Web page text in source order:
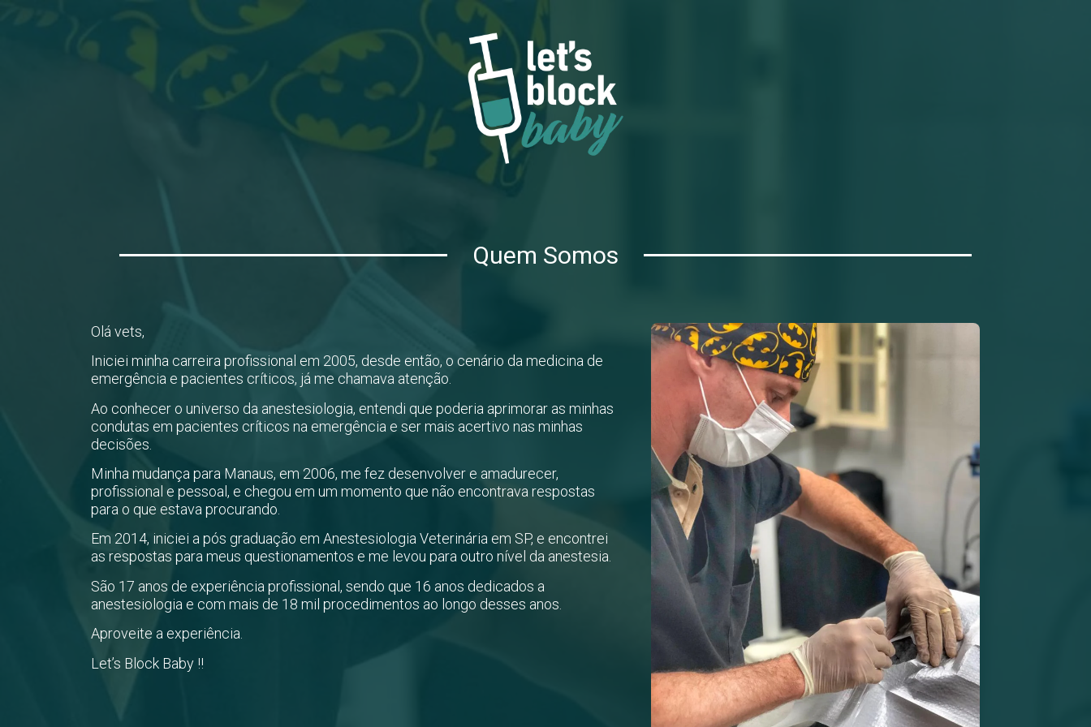
Quem Somos
Olá vets,
Iniciei minha carreira profissional em 2005, desde então, o cenário da medicina de
emergência e pacientes críticos, já me chamava atenção.
Ao conhecer o universo da anestesiologia, entendi que poderia aprimorar as minhas
condutas em pacientes críticos na emergência e ser mais acertivo nas minhas
decisões.
Minha mudança para Manaus, em 2006, me fez desenvolver e amadurecer,
profissional e pessoal, e chegou em um momento que não encontrava respostas
para o que estava procurando.
Em 2014, iniciei a pós graduação em Anestesiologia Veterinária em SP, e encontrei
as respostas para meus questionamentos e me levou para outro nível da anestesia.
São 17 anos de experiência profissional, sendo que 16 anos dedicados a
anestesiologia e com mais de 18 mil procedimentos ao longo desses anos.
Aproveite a experiência.
Let’s Block Baby !!